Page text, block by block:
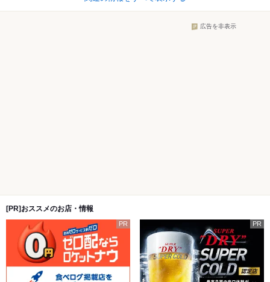
広告を非表示
[PR]おススメのお店・情報
PR PR